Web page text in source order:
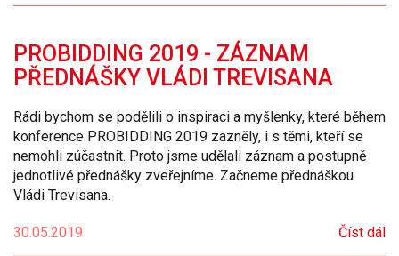
PROBIDDING 2019 - ZÁZNAM
PŘEDNÁŠKY VLÁDI TREVISANA
Rádi bychom se podělili o inspiraci a myšlenky, které během
konference PROBIDDING 2019 zazněly, i s těmi, kteří se
nemohli zúčastnit. Proto jsme udělali záznam a postupně
jednotlivé přednášky zveřejníme. Začneme přednáškou
Vládi Trevisana.
30.05.2019 Číst dál